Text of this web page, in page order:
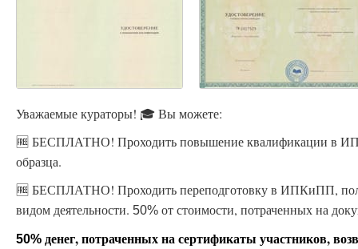
Уважаемые кураторы! 🎓 Вы можете:
🆓 БЕСПЛАТНО! Проходить повышение квалификации в
образца.
🆓 БЕСПЛАТНО! Проходить переподготовку в ИПКиПП,
видом деятельности. 50% от стоимости, потраченных на
50% денег, потраченных на сертификаты участников,